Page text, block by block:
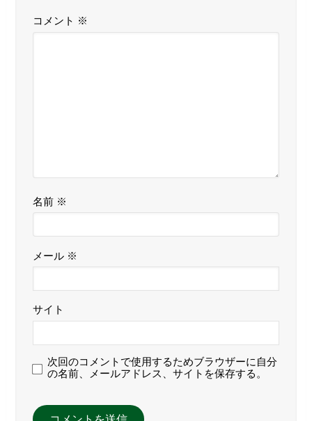
コメント ※
名前 ※
メール ※
サイト
次回のコメントで使用するためブラウザーに自分
の名前、メールアドレス、サイトを保存する。